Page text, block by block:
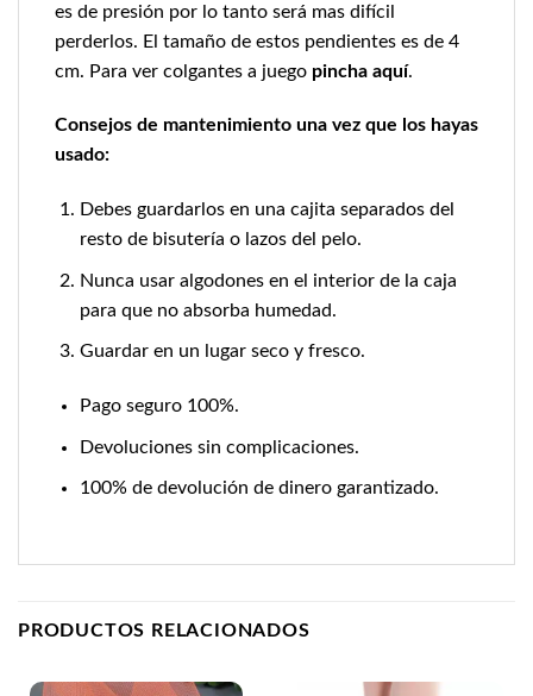
es de presión por lo tanto será mas difícil
perderlos. El tamaño de estos pendientes es de 4
cm. Para ver colgantes a juego pincha aquí.
Consejos de mantenimiento una vez que los hayas
usado:
Debes guardarlos en una cajita separados del
resto de bisutería o lazos del pelo.
Nunca usar algodones en el interior de la caja
para que no absorba humedad.
Guardar en un lugar seco y fresco.
Pago seguro 100%.
Devoluciones sin complicaciones.
100% de devolución de dinero garantizado.
PRODUCTOS RELACIONADOS